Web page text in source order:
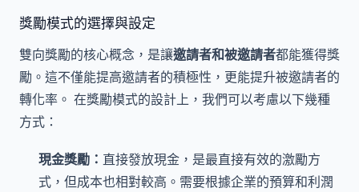
獎勵模式的選擇與設定
雙向獎勵的核心概念，是讓邀請者和被邀請者都能獲得獎
勵。這不僅能提高邀請者的積極性，更能提升被邀請者的
轉化率。 在獎勵模式的設計上，我們可以考慮以下幾種
方式：
現金獎勵： 直接發放現金，是最直接有效的激勵方
式，但成本也相對較高。需要根據企業的預算和利潤